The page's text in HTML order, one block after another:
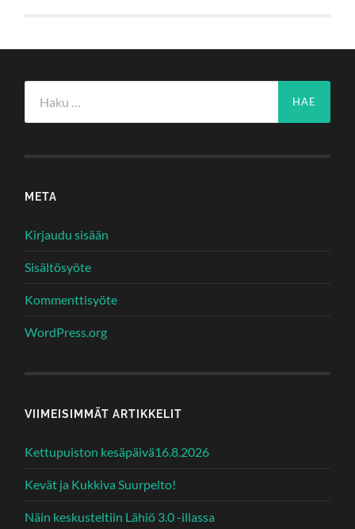
META
Kirjaudu sisään
Sisältösyöte
Kommenttisyöte
WordPress.org
VIIMEISIMMÄT ARTIKKELIT
Kettupuiston kesäpäivä16.8.2026
Kevät ja Kukkiva Suurpelto!
Näin keskusteltiin Lähiö 3.0 -illassa